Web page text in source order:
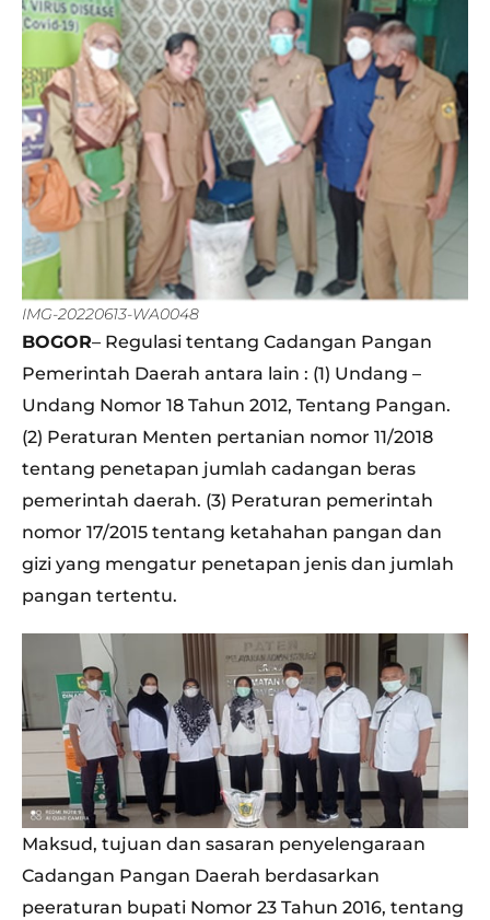
IMG-20220613-WA0048
BOGOR– Regulasi tentang Cadangan Pangan
Pemerintah Daerah antara lain : (1) Undang –
Undang Nomor 18 Tahun 2012, Tentang Pangan.
(2) Peraturan Menten pertanian nomor 11/2018
tentang penetapan jumlah cadangan beras
pemerintah daerah. (3) Peraturan pemerintah
nomor 17/2015 tentang ketahahan pangan dan
gizi yang mengatur penetapan jenis dan jumlah
pangan tertentu.
Maksud, tujuan dan sasaran penyelengaraan
Cadangan Pangan Daerah berdasarkan
peeraturan bupati Nomor 23 Tahun 2016, tentang